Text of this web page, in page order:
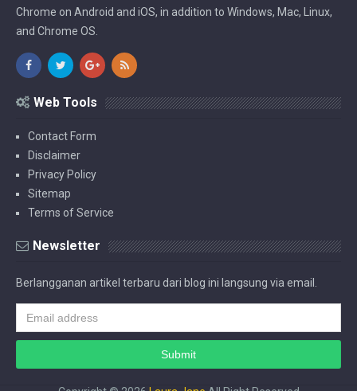
Chrome on Android and iOS, in addition to Windows, Mac, Linux,
and Chrome OS.
Web Tools
Contact Form
Disclaimer
Privacy Policy
Sitemap
Terms of Service
Newsletter
Berlangganan artikel terbaru dari blog ini langsung via email.